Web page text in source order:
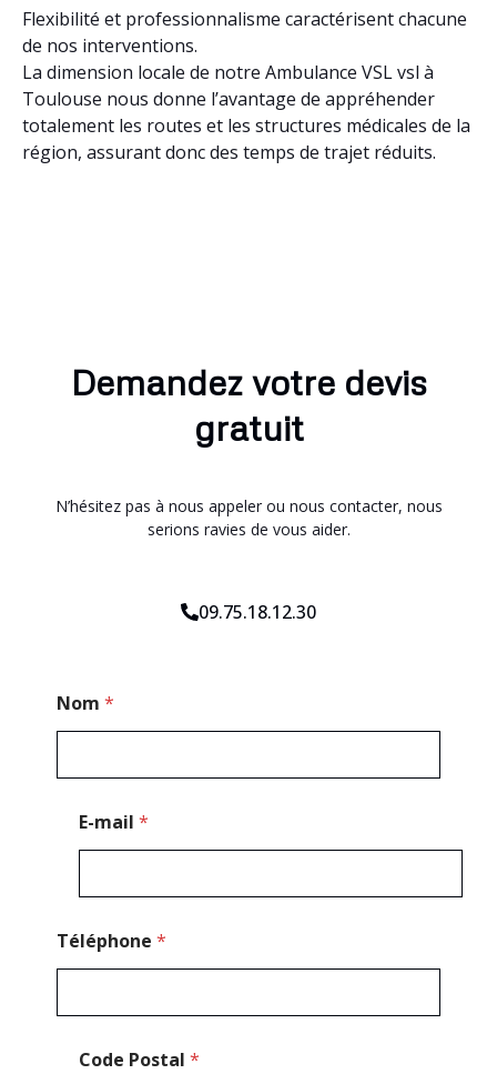
Flexibilité et professionnalisme caractérisent chacune
de nos interventions.
La dimension locale de notre Ambulance VSL vsl à
Toulouse nous donne l’avantage de appréhender
totalement les routes et les structures médicales de la
région, assurant donc des temps de trajet réduits.
Demandez votre devis
gratuit
N’hésitez pas à nous appeler ou nous contacter, nous
serions ravies de vous aider.
09.75.18.12.30
o
s
*
Nom *
E-mail *
Téléphone *
Code Postal *